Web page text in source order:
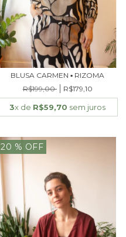
BLUSA CARMEN ▪ RIZOMA
R$199,00
R$179,10
3x de R$59,70 sem juros
20 % OFF